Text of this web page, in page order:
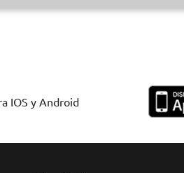
IOS y Android